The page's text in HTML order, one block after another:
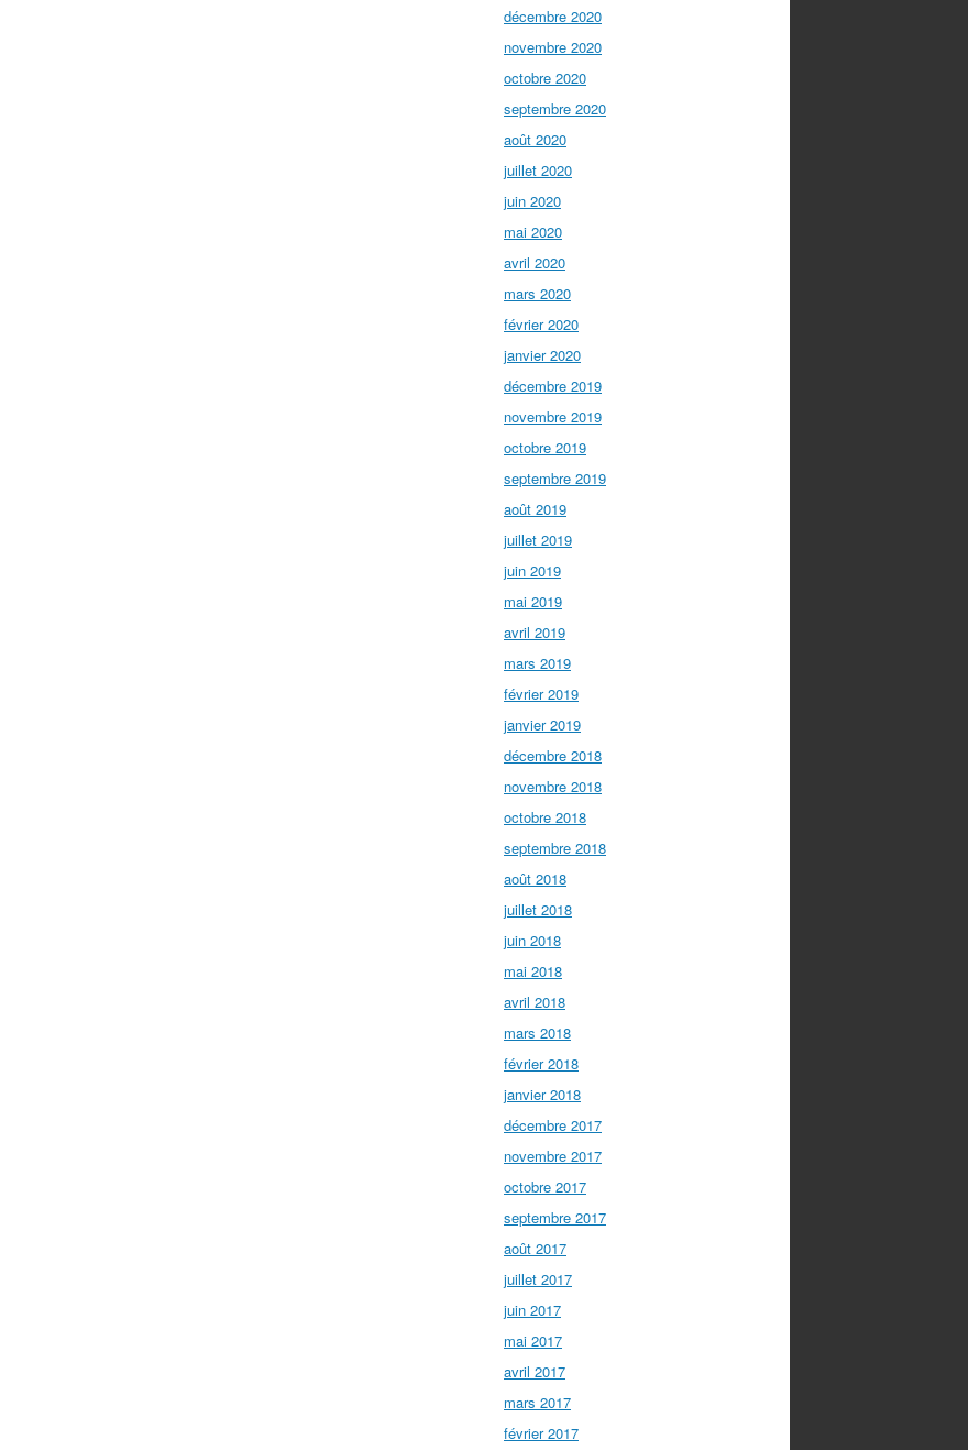
décembre 2020
novembre 2020
octobre 2020
septembre 2020
août 2020
juillet 2020
juin 2020
mai 2020
avril 2020
mars 2020
février 2020
janvier 2020
décembre 2019
novembre 2019
octobre 2019
septembre 2019
août 2019
juillet 2019
juin 2019
mai 2019
avril 2019
mars 2019
février 2019
janvier 2019
décembre 2018
novembre 2018
octobre 2018
septembre 2018
août 2018
juillet 2018
juin 2018
mai 2018
avril 2018
mars 2018
février 2018
janvier 2018
décembre 2017
novembre 2017
octobre 2017
septembre 2017
août 2017
juillet 2017
juin 2017
mai 2017
avril 2017
mars 2017
février 2017